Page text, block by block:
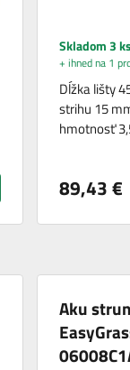
Skladom 3 ks
+ ihned na 1
Dĺžka lišty
strihu 15
hmotnosť
89,43 €
Aku